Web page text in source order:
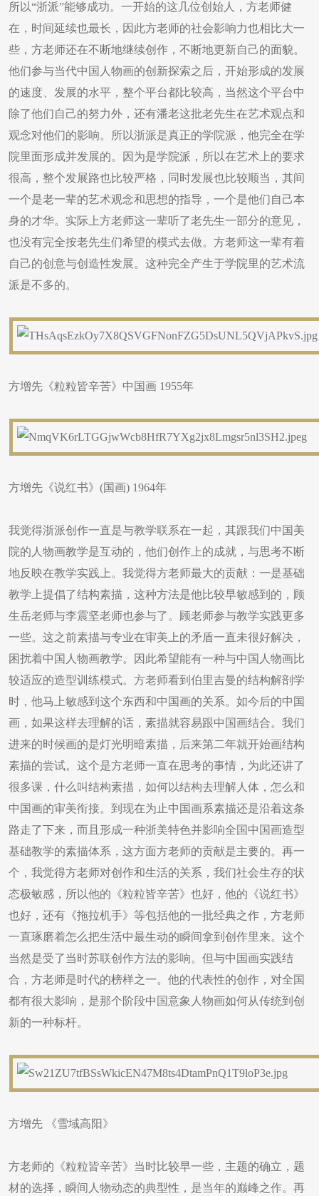
所以“浙派”能够成功。一开始的这几位创始人，方老师健
在，时间延续也最长，因此方老师的社会影响力也相比大一
些，方老师还在不断地继续创作，不断地更新自己的面貌。
他们参与当代中国人物画的创新探索之后，开始形成的发展
的速度、发展的水平，整个平台都比较高，当然这个平台中
除了他们自己的努力外，还有潘老这批老先生在艺术观点和
观念对他们的影响。所以浙派是真正的学院派，他完全在学
院里面形成并发展的。因为是学院派，所以在艺术上的要求
很高，整个发展路也比较严格，同时发展也比较顺当，其间
一个是老一辈的艺术观念和思想的指导，一个是他们自己本
身的才华。实际上方老师这一辈听了老先生一部分的意见，
也没有完全按老先生们希望的模式去做。方老师这一辈有着
自己的创意与创造性发展。这种完全产生于学院里的艺术流
派是不多的。
方增先《粒粒皆辛苦》中国画 1955年
方增先《说红书》(国画) 1964年
我觉得浙派创作一直是与教学联系在一起，其跟我们中国美
院的人物画教学是互动的，他们创作上的成就，与思考不断
地反映在教学实践上。我觉得方老师最大的贡献：一是基础
教学上提倡了结构素描，这种方法是他比较早敏感到的，顾
生岳老师与李震坚老师也参与了。顾老师参与教学实践更多
一些。这之前素描与专业在审美上的矛盾一直未很好解决，
困扰着中国人物画教学。因此希望能有一种与中国人物画比
较适应的造型训练模式。方老师看到伯里吉曼的结构解剖学
时，他马上敏感到这个东西和中国画的关系。如今后的中国
画，如果这样去理解的话，素描就容易跟中国画结合。我们
进来的时候画的是灯光明暗素描，后来第二年就开始画结构
素描的尝试。这个是方老师一直在思考的事情，为此还讲了
很多课，什么叫结构素描，如何以结构去理解人体，怎么和
中国画的审美衔接。到现在为止中国画系素描还是沿着这条
路走了下来，而且形成一种浙美特色并影响全国中国画造型
基础教学的素描体系，这方面方老师的贡献是主要的。再一
个，我觉得方老师对创作和生活的关系，我们社会生存的状
态极敏感，所以他的《粒粒皆辛苦》也好，他的《说红书》
也好，还有《拖拉机手》等包括他的一批经典之作，方老师
一直琢磨着怎么把生活中最生动的瞬间拿到创作里来。这个
当然是受了当时苏联创作方法的影响。但与中国画实践结
合，方老师是时代的榜样之一。他的代表性的创作，对全国
都有很大影响，是那个阶段中国意象人物画如何从传统到创
新的一种标杆。
方增先 《雪域高阳》
方老师的《粒粒皆辛苦》当时比较早一些，主题的确立，题
材的选择，瞬间人物动态的典型性，是当年的巅峰之作。再